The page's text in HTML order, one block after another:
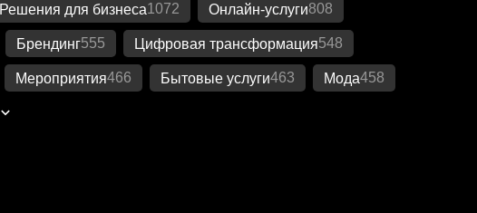
Решения для бизнеса1072 Онлайн-услуги808
Брендинг555 Цифровая трансформация548
Мероприятия466 Бытовые услуги463 Мода458